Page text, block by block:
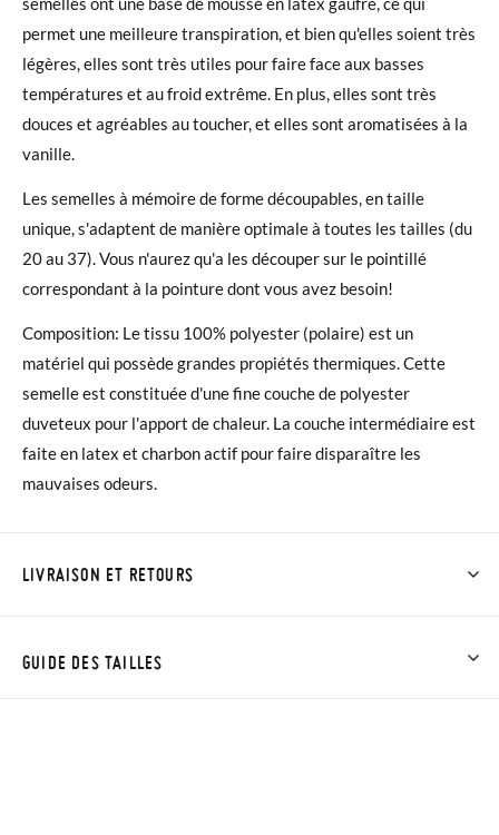
permet une meilleure transpiration, et bien qu'elles soient très
légères, elles sont très utiles pour faire face aux basses
températures et au froid extrême. En plus, elles sont très
douces et agréables au toucher, et elles sont aromatisées à la
vanille.
Les semelles à mémoire de forme découpables, en taille
unique, s'adaptent de manière optimale à toutes les tailles (du
20 au 37). Vous n'aurez qu'a les découper sur le pointillé
correspondant à la pointure dont vous avez besoin!
Composition: Le tissu 100% polyester (polaire) est un
matériel qui possède grandes propiétés thermiques. Cette
semelle est constituée d'une fine couche de polyester
duveteux pour l'apport de chaleur. La couche intermédiaire est
faite en latex et charbon actif pour faire disparaître les
mauvaises odeurs.
LIVRAISON ET RETOURS
commandes inférieures à 30 €, la livraison standard coûte
GUIDE DES TAILLES